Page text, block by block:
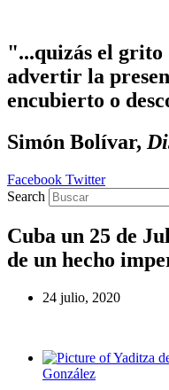
contenido
"...quizás el grito
advertir la
encubierto o
Simón Bolívar,
Facebook Twitter
Search
Cuba un 25 de
de un hecho
24 julio, 2020
González